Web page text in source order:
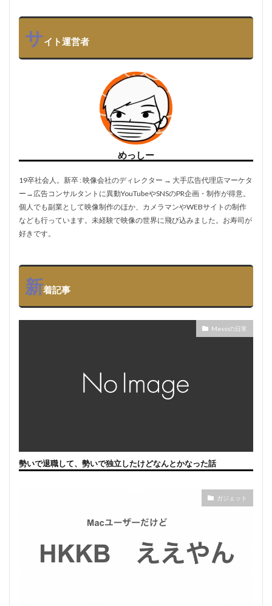
サイト運営者
めっしー
19卒社会人。新卒 : 映像会社のディレクター → 大手広告代理店マーケタ
ー→広告コンサルタントに異動YouTubeやSNSのPR企画・制作が得意。
個人でも副業として映像制作のほか、カメラマンやWEBサイトの制作
なども行っています。未経験で映像の世界に飛び込みました。お寿司が
好きです。
新着記事
Messiの日常
勢いで退職して、勢いで独立したけどなんとかなった話
ガジェット